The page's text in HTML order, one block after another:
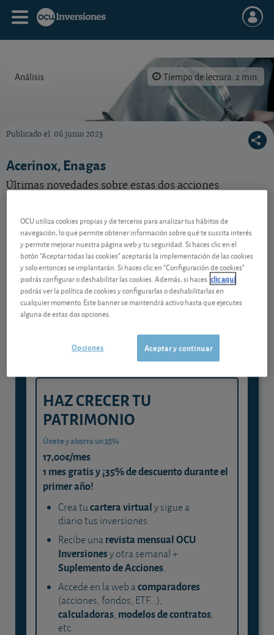
Análisis Tiempo de lectura: 2 min.
Últimas noticias para invertir bien en bolsa sobre estas acciones: Acerinox, Enagas.
Publicado el 06 junio 2023
Acerinox, Enagas
Últimas novedades sobre estas dos acciones
Contenido reservado a SOCIOS
Gestiona tu dinero con visión
experta
y consigue que cada euro trabaje
HAZ CRECER TU
PATRIMONIO
Únete y ahorra un 35%
17,00€/mes
1 mes gratis y ¡35% de descuento durante el
primer año!
Crea tucartera virtualy sigue a
diario tus inversiones.
Recibe unarevista mensual OCU
Inversionesy otra semanal +
Suplemento de Acciones.
Accede en la web acomparadores
(acciones, fondos, ETF...),
calculadoras, modelos de contratos,
etc.
OCU utiliza cookies propias y de terceros para analizar tus hábitos de
navegación, lo que permite obtener información sobre qué te suscita interés
y permite mejorar nuestra página web y tu seguridad. Si haces clic en el
botón "Aceptar todas las cookies" aceptarás la implementación de las cookies
y solo entonces se implantarán. Si haces clic en "Configuración de cookies"
podrás configurar o deshabilitar las cookies. Además, si haces clic aquí
podrás ver la política de cookies y configurarlas o deshabilitarlas en
cualquier momento. Este banner se mantendrá activo hasta que ejecutes
alguna de estas dos opciones.
Aceptar y continuar
Opciones